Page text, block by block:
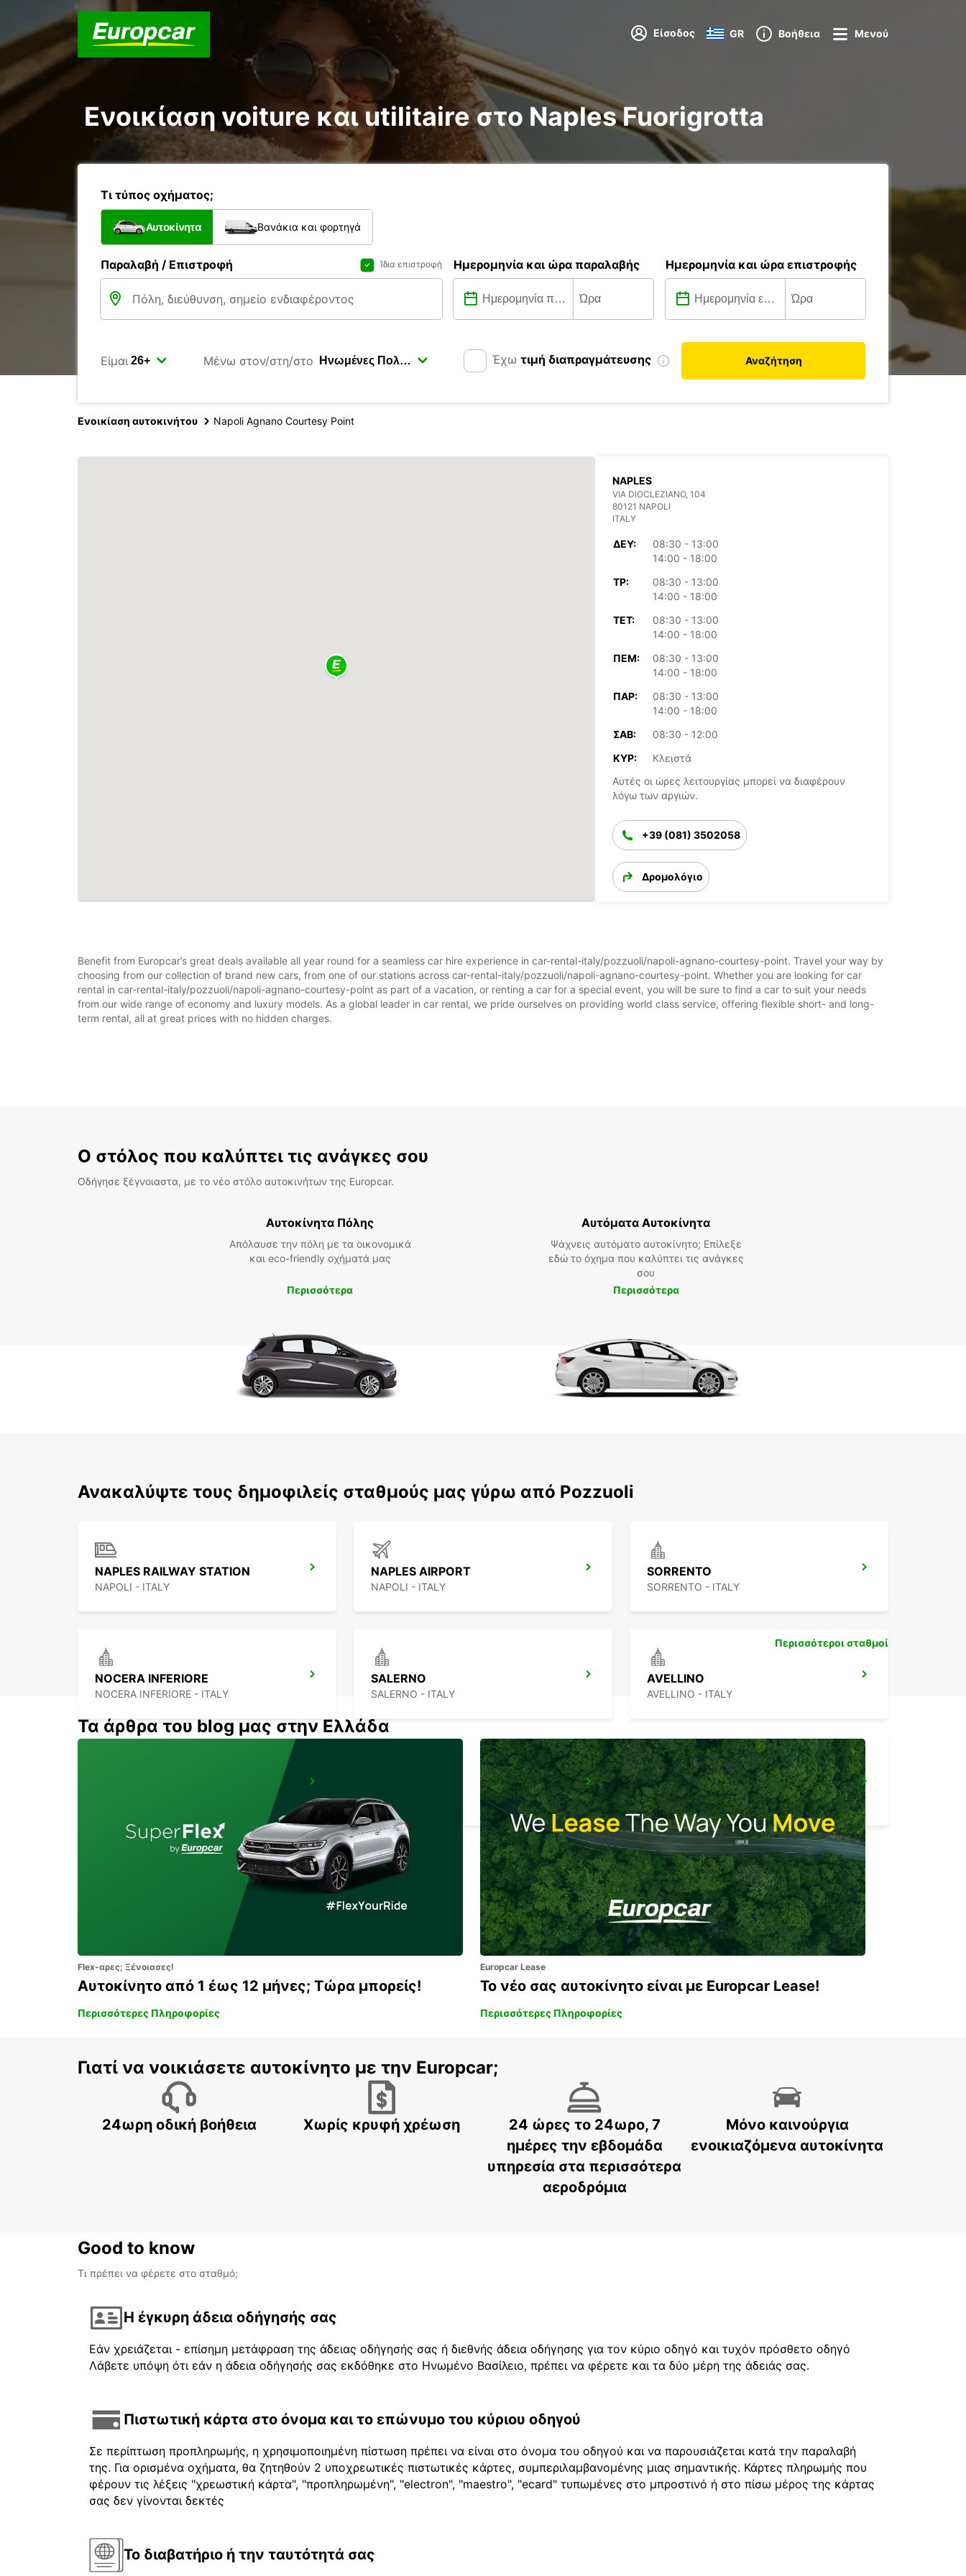
Είσοδος GR Βοήθεια Μενού
Ενοικίαση voiture και utilitaire στο Naples Fuorigrotta
Τι τύπος οχήματος;
Αυτοκίνητα Βανάκια και φορτηγά
Παραλαβή / Επιστροφή Ίδια επιστροφή Ημερομηνία και ώρα παραλαβής Ημερομηνία και ώρα επιστροφής
Είμαι Μένω στον/στη/στο Έχω τιμή διαπραγμάτευσης Αναζήτηση
Ενοικίαση αυτοκινήτου Napoli Agnano Courtesy Point
NAPLES
VIA DIOCLEZIANO, 104
80121 NAPOLI
ITALY
ΔΕΥ:
08:30 - 13:00
14:00 - 18:00
ΤΡ:
08:30 - 13:00
14:00 - 18:00
ΤΕΤ:
08:30 - 13:00
14:00 - 18:00
ΠΈΜ:
08:30 - 13:00
14:00 - 18:00
ΠΑΡ:
08:30 - 13:00
14:00 - 18:00
ΣΆΒ:
08:30 - 12:00
ΚΥΡ:
Κλειστά
Αυτές οι ώρες λειτουργίας μπορεί να διαφέρουν
λόγω των αργιών.
+39 (081) 3502058
Δρομολόγιο
Benefit from Europcar’s great deals available all year round for a seamless car hire experience in car-rental-italy/pozzuoli/napoli-agnano-courtesy-point. Travel your way by
choosing from our collection of brand new cars, from one of our stations across car-rental-italy/pozzuoli/napoli-agnano-courtesy-point. Whether you are looking for car
rental in car-rental-italy/pozzuoli/napoli-agnano-courtesy-point as part of a vacation, or renting a car for a special event, you will be sure to find a car to suit your needs
from our wide range of economy and luxury models. As a global leader in car rental, we pride ourselves on providing world class service, offering flexible short- and long-
term rental, all at great prices with no hidden charges.
Ο στόλος που καλύπτει τις ανάγκες σου
Οδήγησε ξέγνοιαστα, με το νέο στόλο αυτοκινήτων της Europcar.
Αυτοκίνητα Πόλης
Απόλαυσε την πόλη με τα οικονομικά
και eco-friendly οχήματά μας
Περισσότερα
Αυτόματα Aυτοκίνητα
Ψάχνεις αυτόματο αυτοκίνητο; Επίλεξε
εδώ το όχημα που καλύπτει τις ανάγκες
σου
Περισσότερα
Ανακαλύψτε τους δημοφιλείς σταθμούς μας γύρω από Pozzuoli
NAPLES RAILWAY STATION
NAPOLI - ITALY
NAPLES AIRPORT
NAPOLI - ITALY
SORRENTO
SORRENTO - ITALY
NOCERA INFERIORE
NOCERA INFERIORE - ITALY
SALERNO
SALERNO - ITALY
AVELLINO
AVELLINO - ITALY
FOGGIA - ITALY
VASTO
VASTO - ITALY
Περισσότεροι σταθμοί
Τα άρθρα του blog μας στην Ελλάδα
Flex-αρες; Ξένοιασες!
Αυτοκίνητο από 1 έως 12 μήνες; Τώρα μπορείς!
Περισσότερες Πληροφορίες
Europcar Lease
Το νέο σας αυτοκίνητο είναι με Europcar Lease!
Περισσότερες Πληροφορίες
Γιατί να νοικιάσετε αυτοκίνητο με την Europcar;
24ωρη οδική βοήθεια Χωρίς κρυφή χρέωση
24 ώρες το 24ωρο, 7
ημέρες την εβδομάδα
υπηρεσία στα περισσότερα
αεροδρόμια
Μόνο καινούργια
ενοικιαζόμενα αυτοκίνητα
Good to know
Τι πρέπει να φέρετε στο σταθμό;
Η έγκυρη άδεια οδήγησής σας
Εάν χρειάζεται - επίσημη μετάφραση της άδειας οδήγησής σας ή διεθνής άδεια οδήγησης για τον κύριο οδηγό και τυχόν πρόσθετο οδηγό
Λάβετε υπόψη ότι εάν η άδεια οδήγησής σας εκδόθηκε στο Ηνωμένο Βασίλειο, πρέπει να φέρετε και τα δύο μέρη της άδειάς σας.
Πιστωτική κάρτα στο όνομα και το επώνυμο του κύριου οδηγού
Σε περίπτωση προπληρωμής, η χρησιμοποιημένη πίστωση πρέπει να είναι στο όνομα του οδηγού και να παρουσιάζεται κατά την παραλαβή
της. Για ορισμένα οχήματα, θα ζητηθούν 2 υποχρεωτικές πιστωτικές κάρτες, συμπεριλαμβανομένης μιας σημαντικής. Κάρτες πληρωμής που
φέρουν τις λέξεις "χρεωστική κάρτα", "προπληρωμένη", "electron", "maestro", "ecard" τυπωμένες στο μπροστινό ή στο πίσω μέρος της κάρτας
σας δεν γίνονται δεκτές
Το διαβατήριο ή την ταυτότητά σας